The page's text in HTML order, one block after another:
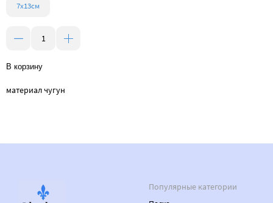
7х13см
В корзину
материал чугун
Популярные категории